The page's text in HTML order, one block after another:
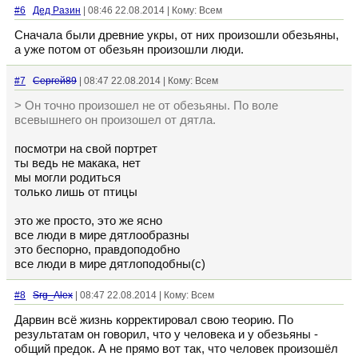
#6 Дед Разин | 08:46 22.08.2014 | Кому: Всем
Сначала были древние укры, от них произошли обезьяны,
а уже потом от обезьян произошли люди.
#7 Сергей89 | 08:47 22.08.2014 | Кому: Всем
> Он точно произошел не от обезьяны. По воле
всевышнего он произошел от дятла.
посмотри на свой портрет
ты ведь не макака, нет
мы могли родиться
только лишь от птицы
это же просто, это же ясно
все люди в мире дятлообразны
это беспорно, правдоподобно
все люди в мире дятлоподобны(с)
#8 Srg_Alex | 08:47 22.08.2014 | Кому: Всем
Дарвин всё жизнь корректировал свою теорию. По
результатам он говорил, что у человека и у обезьяны -
общий предок. А не прямо вот так, что человек произошёл